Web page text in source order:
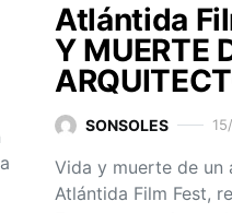
Atlántida
Y MUERTE
SONSOLES
Vida y muerte de
Atlántida Film Fest,